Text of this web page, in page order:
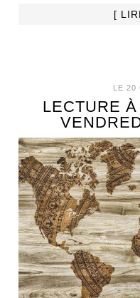
[
LE 20
LECTURE